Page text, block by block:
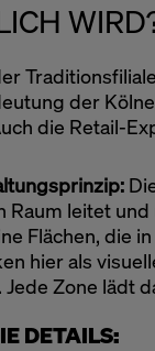
WIRD?
der
die Retail-
leitet
Flächen, die
hier als
Zone lädt
DETAILS: